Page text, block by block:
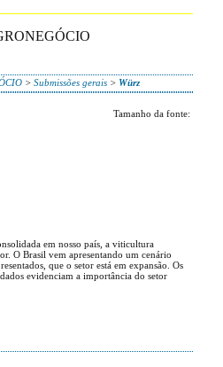
> Submissões gerais> Würz
Tamanho da fonte:
em nosso país, a viticultura
O Brasil vem apresentando um cenário
que o setor está em expansão. Os
evidenciam a importância do setor